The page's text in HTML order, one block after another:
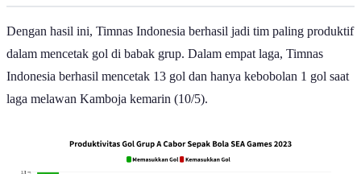
Dengan hasil ini, Timnas Indonesia berhasil jadi tim paling produktif
dalam mencetak gol di babak grup. Dalam empat laga, Timnas
Indonesia berhasil mencetak 13 gol dan hanya kebobolan 1 gol saat
laga melawan Kamboja kemarin (10/5).